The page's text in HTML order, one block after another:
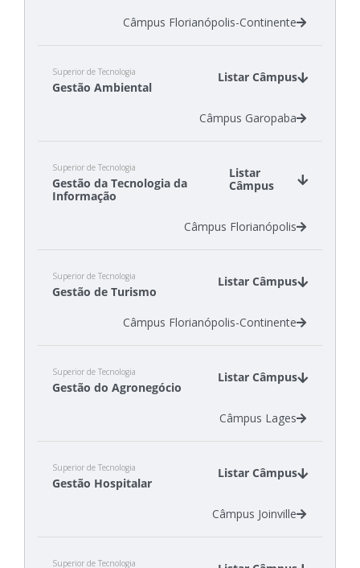
Câmpus Florianópolis-Continente
Superior de Tecnologia
Gestão Ambiental
Listar Câmpus
Câmpus Garopaba
Superior de Tecnologia
Gestão da Tecnologia da
Informação
Listar
Câmpus
Câmpus Florianópolis
Superior de Tecnologia
Gestão de Turismo
Listar Câmpus
Câmpus Florianópolis-Continente
Superior de Tecnologia
Gestão do Agronegócio
Listar Câmpus
Câmpus Lages
Superior de Tecnologia
Gestão Hospitalar
Listar Câmpus
Câmpus Joinville
Superior de Tecnologia